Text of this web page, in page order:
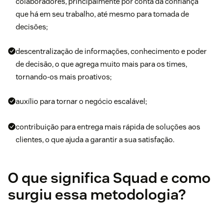
que há em seu trabalho, até mesmo para tomada de
decisões;
descentralização de informações, conhecimento e poder
de decisão, o que agrega muito mais para os times,
tornando-os mais proativos;
auxílio para tornar o negócio escalável;
contribuição para entrega mais rápida de soluções aos
clientes, o que ajuda a garantir a sua satisfação.
O que significa Squad e como
surgiu essa metodologia?